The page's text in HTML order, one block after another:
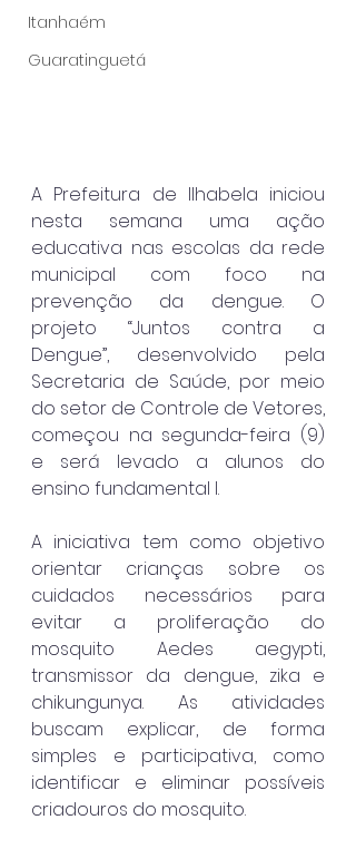
Itanhaém
Guaratinguetá
A Prefeitura de Ilhabela iniciou
nesta semana uma ação
educativa nas escolas da rede
municipal com foco na
prevenção da dengue. O
projeto “Juntos contra a
Dengue”, desenvolvido pela
Secretaria de Saúde, por meio
do setor de Controle de Vetores,
começou na segunda-feira (9)
e será levado a alunos do
ensino fundamental I.
A iniciativa tem como objetivo
orientar crianças sobre os
cuidados necessários para
evitar a proliferação do
mosquito Aedes aegypti,
transmissor da dengue, zika e
chikungunya. As atividades
buscam explicar, de forma
simples e participativa, como
identificar e eliminar possíveis
criadouros do mosquito.